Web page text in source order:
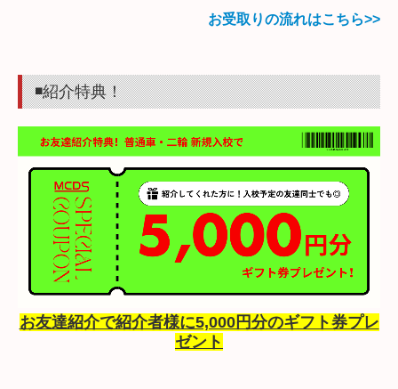
お受取りの流れはこちら>>
◾️紹介特典！
お友達紹介で紹介者様に5,000円分のギフト券プレ
ゼント